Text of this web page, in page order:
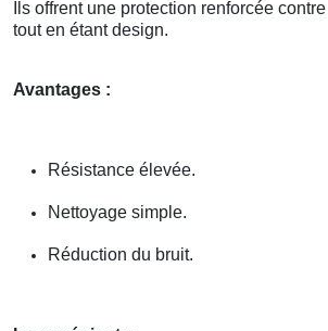
Ils offrent une protection renforcée
tout en étant design.
Avantages :
Résistance élevée.
Nettoyage simple.
Réduction du bruit.